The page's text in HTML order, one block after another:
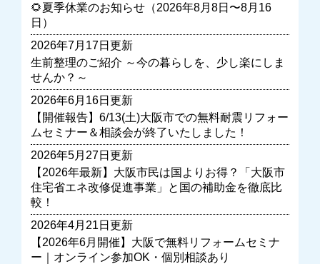
🌻夏季休業のお知らせ（2026年8月8日〜8月16
日）
2026年7月17日更新
生前整理のご紹介 ～今の暮らしを、少し楽にしま
せんか？～
2026年6月16日更新
【開催報告】6/13(土)大阪市での無料耐震リフォー
ムセミナー＆相談会が終了いたしました！
2026年5月27日更新
【2026年最新】大阪市民は国よりお得？「大阪市
住宅省エネ改修促進事業」と国の補助金を徹底比
較！
2026年4月21日更新
【2026年6月開催】大阪で無料リフォームセミナ
ー｜オンライン参加OK・個別相談あり